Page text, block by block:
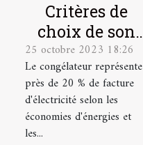
Critères de
choix de son
congélateur
25 octobre 2023 18:26
Le congélateur représente
près de 20 % de facture
d'électricité selon les
économies d'énergies et
les...